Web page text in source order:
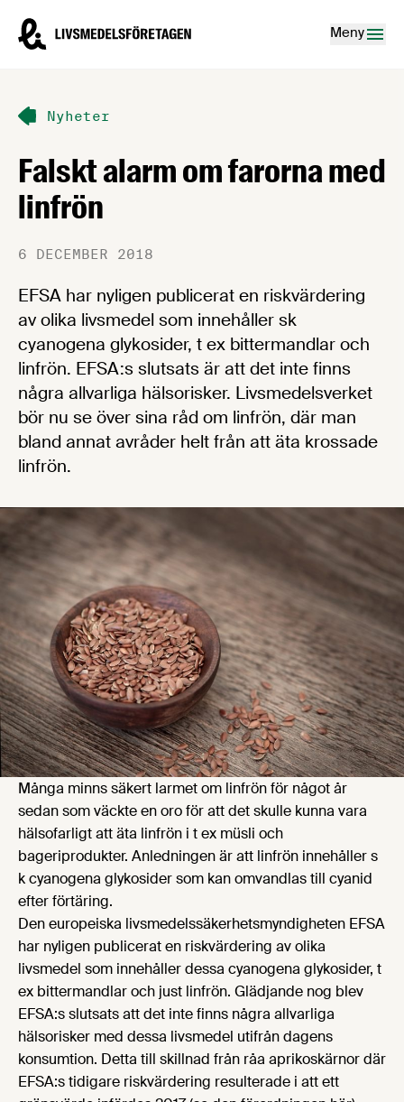
Livsmedelsföretagen – till startsidan
Meny
Nyheter
Falskt alarm om farorna med
linfrön
6 DECEMBER 2018
EFSA har nyligen publicerat en riskvärdering
av olika livsmedel som innehåller sk
cyanogena glykosider, t ex bittermandlar och
linfrön. EFSA:s slutsats är att det inte finns
några allvarliga hälsorisker. Livsmedelsverket
bör nu se över sina råd om linfrön, där man
bland annat avråder helt från att äta krossade
linfrön.
Många minns säkert larmet om linfrön för något år
sedan som väckte en oro för att det skulle kunna vara
hälsofarligt att äta linfrön i t ex müsli och
bageriprodukter. Anledningen är att linfrön innehåller s
k cyanogena glykosider som kan omvandlas till cyanid
efter förtäring.
Den europeiska livsmedelssäkerhetsmyndigheten EFSA
har nyligen publicerat en riskvärdering av olika
livsmedel som innehåller dessa cyanogena glykosider, t
ex bittermandlar och just linfrön. Glädjande nog blev
EFSA:s slutsats att det inte finns några allvarliga
hälsorisker med dessa livsmedel utifrån dagens
konsumtion. Detta till skillnad från råa aprikoskärnor där
EFSA:s tidigare riskvärdering resulterade i att ett